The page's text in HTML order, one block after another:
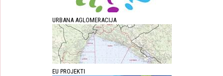
URBANA AGLOMERACIJA
EU PROJEKTI